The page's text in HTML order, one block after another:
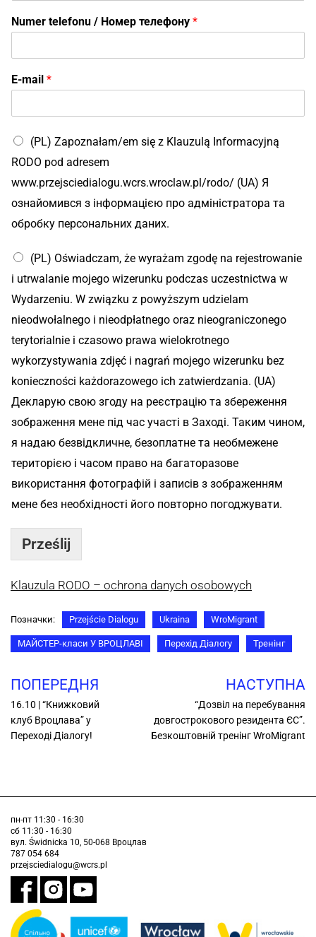
Numer telefonu / Номер телефону *
E-mail *
(PL) Zapoznałam/em się z Klauzulą Informacyjną
RODO pod adresem
www.przejsciedialogu.wcrs.wroclaw.pl/rodo/ (UA) Я
ознайомився з інформацією про адміністратора та
обробку персональних даних.
(PL) Oświadczam, że wyrażam zgodę na rejestrowanie
i utrwalanie mojego wizerunku podczas uczestnictwa w
Wydarzeniu. W związku z powyższym udzielam
nieodwołalnego i nieodpłatnego oraz nieograniczonego
terytorialnie i czasowo prawa wielokrotnego
wykorzystywania zdjęć i nagrań mojego wizerunku bez
konieczności każdorazowego ich zatwierdzania. (UA)
Декларую свою згоду на реєстрацію та збереження
зображення мене під час участі в Заході. Таким чином,
я надаю безвідкличне, безоплатне та необмежене
територією і часом право на багаторазове
використання фотографій і записів з зображенням
мене без необхідності його повторно погоджувати.
Prześlij
Klauzula RODO – ochrona danych osobowych
Позначки: Przejście Dialogu Ukraina WroMigrant
МАЙСТЕР-класи У ВРОЦЛАВІ Перехід Діалогу Тренінг
ПОПЕРЕДНЯ
16.10 | “Книжковий
клуб Вроцлава” у
Переході Діалогу!
НАСТУПНА
“Дозвіл на перебування
довгострокового резидента ЄС”.
Безкоштовній тренінг WroMigrant
пн-пт 11:30 - 16:30
сб 11:30 - 16:30
вул. Świdnicka 10, 50-068 Вроцлав
787 054 684
przejsciedialogu@wcrs.pl